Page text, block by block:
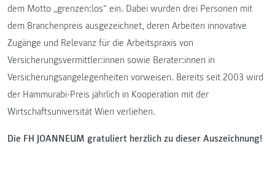
dem Motto „grenzen:los“ ein. Dabei wurden drei Personen mit
dem Branchenpreis ausgezeichnet, deren Arbeiten innovative
Zugänge und Relevanz für die Arbeitspraxis von
Versicherungsvermittler:innen sowie Berater:innen in
Versicherungsangelegenheiten vorweisen. Bereits seit 2003 wird
der Hammurabi-Preis jährlich in Kooperation mit der
Wirtschaftsuniversität Wien verliehen.
Die FH JOANNEUM gratuliert herzlich zu dieser Auszeichnung!